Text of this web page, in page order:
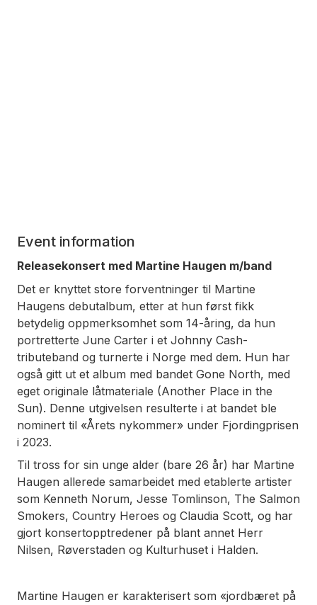
Event information
Releasekonsert med Martine Haugen m/band
Det er knyttet store forventninger til Martine
Haugens debutalbum, etter at hun først fikk
betydelig oppmerksomhet som 14-åring, da hun
portretterte June Carter i et Johnny Cash-
tributeband og turnerte i Norge med dem. Hun har
også gitt ut et album med bandet Gone North, med
eget originale låtmateriale (Another Place in the
Sun). Denne utgivelsen resulterte i at bandet ble
nominert til «Årets nykommer» under Fjordingprisen
i 2023.
Til tross for sin unge alder (bare 26 år) har Martine
Haugen allerede samarbeidet med etablerte artister
som Kenneth Norum, Jesse Tomlinson, The Salmon
Smokers, Country Heroes og Claudia Scott, og har
gjort konsertopptredener på blant annet Herr
Nilsen, Røverstaden og Kulturhuset i Halden.
Martine Haugen er karakterisert som «jordbæret på